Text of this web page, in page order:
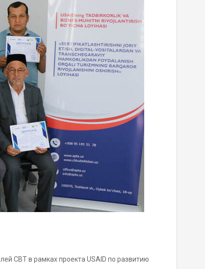
CBT в рамках проекта USAID по развитию